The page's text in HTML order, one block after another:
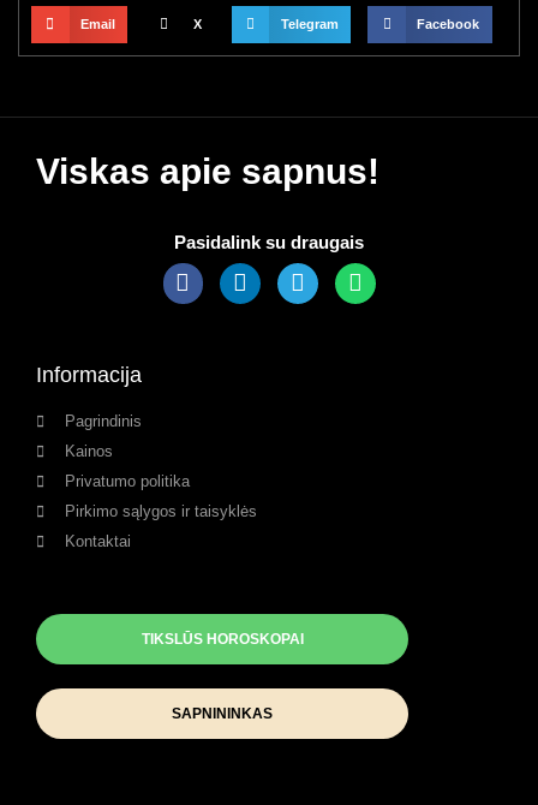
Email X Telegram Facebook
Viskas apie sapnus!
Pasidalink su draugais
Informacija
Pagrindinis
Kainos
Privatumo politika
Pirkimo sąlygos ir taisyklės
Kontaktai
TIKSLŪS HOROSKOPAI
SAPNININKAS